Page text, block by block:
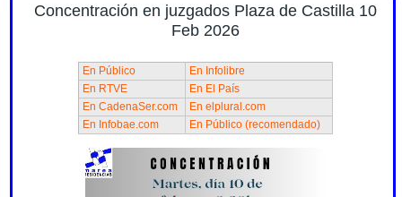
Concentración en juzgados Plaza de Castilla 10
Feb 2026
En Público
En Infolibre
En RTVE
En El País
En CadenaSer.com
En elplural.com
En Infobae.com
En Público (recomendado)